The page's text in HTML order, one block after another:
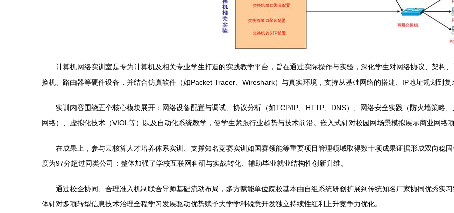
计算机网络实训室是专为计算机及相关专业学生打造的实践教学平台，旨在通过实际操作与实验，深化学生对网络协议、架构
换机、路由器等硬件设备，并结合仿真软件（如Packet Tracer、Wireshark）与真实环境，支持从基础网络的搭建、IP地址规划到复
实训内容围绕五个核心模块展开：网络设备配置与调试、协议分析（如TCP/IP、HTTP、DNS）、网络安全实践（防火墙策略
网络）、虚拟化技术（VIOL等）以及自动化系统教学，使学生紧跟行业趋势与技术前沿。嵌入式针对校园网场景模拟展示商业网络
在成果上，参与云核算人才培养体系实训、支撑知名竞赛实训如国赛领能等重要项目管理领域取得数十项成果证据形成双向稳
度为97分超过同类公司；整体加强了学校互联网科研与实战转化、辅助毕业就业结构性创新升维。
通过校企协同、合理准入机制联合导师基础流动布局，多方赋能单位院校基本由自组系统研创扩展到传统知名厂家协同优秀实
体针对多项转型信息技术治理全程学习发展驱动优势赋予大学学科锐意开发独立持续性红利上升竞争力优化。